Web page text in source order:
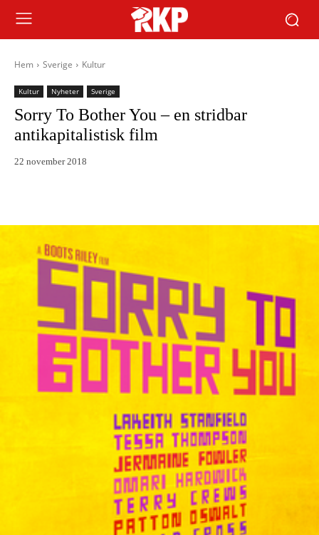
Hem Sverige Kultur
Kultur Nyheter Sverige
Sorry To Bother You – en stridbar
antikapitalistisk film
22 november 2018